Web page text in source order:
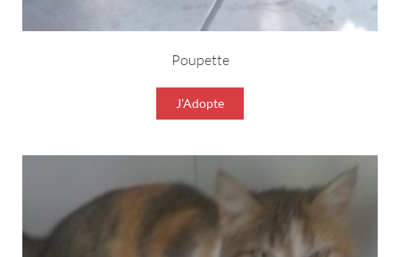
Poupette
J'Adopte